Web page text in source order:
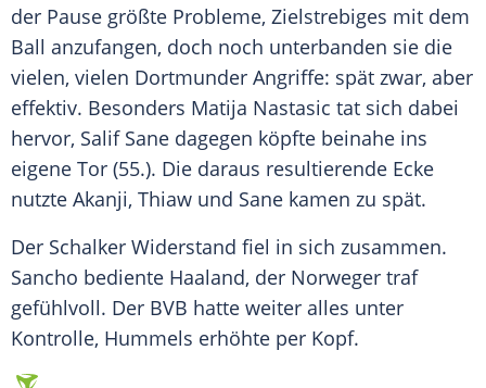
der Pause größte Probleme, Zielstrebiges mit dem
Ball anzufangen, doch noch unterbanden sie die
vielen, vielen Dortmunder Angriffe: spät zwar, aber
effektiv. Besonders Matija Nastasic tat sich dabei
hervor, Salif Sane dagegen köpfte beinahe ins
eigene Tor (55.). Die daraus resultierende Ecke
nutzte Akanji, Thiaw und Sane kamen zu spät.
Der Schalker Widerstand fiel in sich zusammen.
Sancho bediente Haaland, der Norweger traf
gefühlvoll. Der BVB hatte weiter alles unter
Kontrolle, Hummels erhöhte per Kopf.